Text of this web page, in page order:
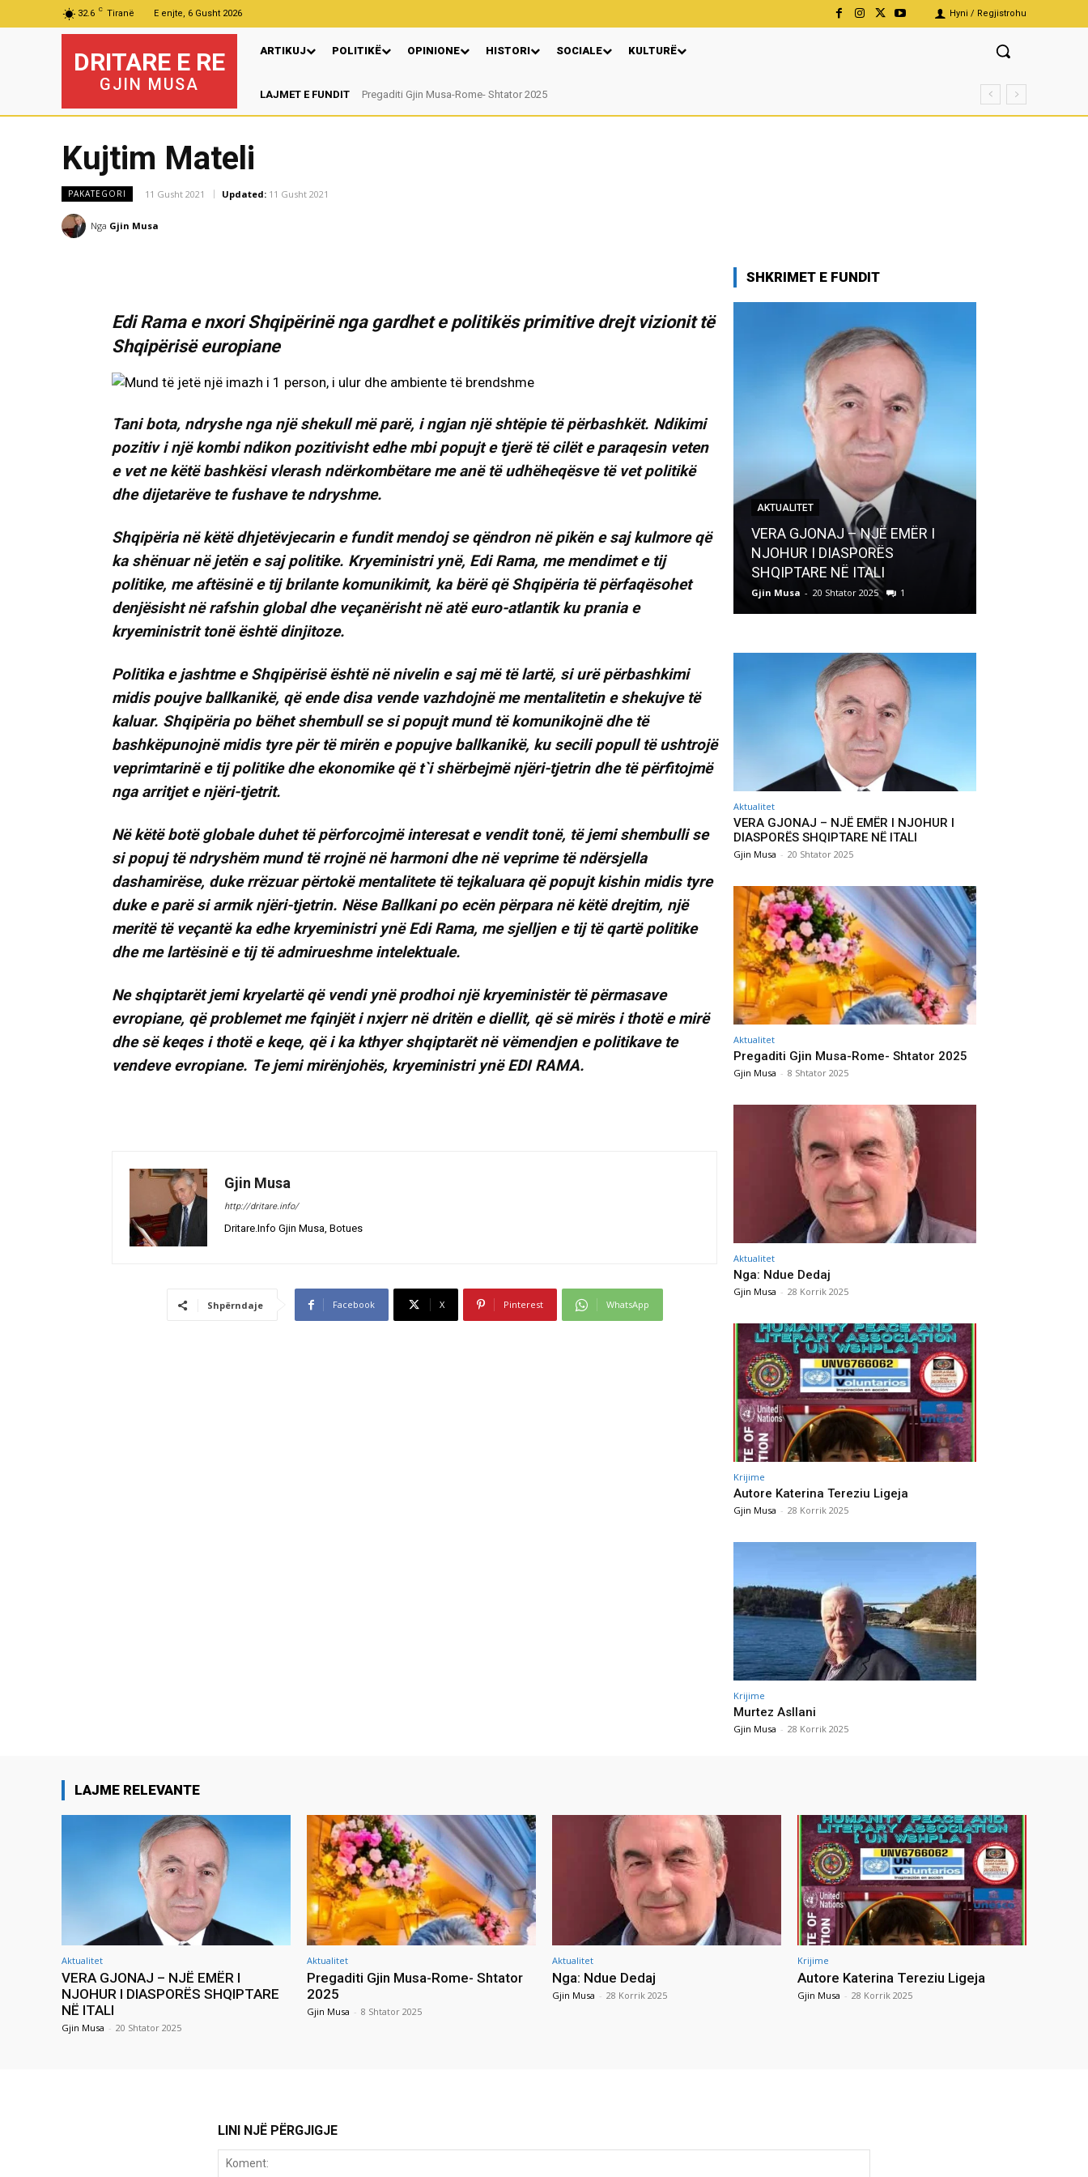
32.6 C Tiranë E enjte, 6 Gusht 2026 Hyni / Regjistrohu
DRITARE E RE
GJIN MUSA
ARTIKUJ POLITIKË OPINIONE HISTORI SOCIALE KULTURË
LAJMET E FUNDIT Pregaditi Gjin Musa-Rome- Shtator 2025
Nga: Ndue Dedaj
Kujtim Mateli
PAKATEGORI 11 Gusht 2021 Updated: 11 Gusht 2021
Nga Gjin Musa
Edi Rama e nxori Shqipërinë nga gardhet e politikës primitive drejt vizionit të
Shqipërisë europiane
Tani bota, ndryshe nga një shekull më parë, i ngjan një shtëpie të përbashkët. Ndikimi
pozitiv i një kombi ndikon pozitivisht edhe mbi popujt e tjerë të cilët e paraqesin veten
e vet ne këtë bashkësi vlerash ndërkombëtare me anë të udhëheqësve të vet politikë
dhe dijetarëve te fushave te ndryshme.
Shqipëria në këtë dhjetëvjecarin e fundit mendoj se qëndron në pikën e saj kulmore që
ka shënuar në jetën e saj politike. Kryeministri ynë, Edi Rama, me mendimet e tij
politike, me aftësinë e tij brilante komunikimit, ka bërë që Shqipëria të përfaqësohet
denjësisht në rafshin global dhe veçanërisht në atë euro-atlantik ku prania e
kryeministrit tonë është dinjitoze.
Politika e jashtme e Shqipërisë është në nivelin e saj më të lartë, si urë përbashkimi
midis poujve ballkanikë, që ende disa vende vazhdojnë me mentalitetin e shekujve të
kaluar. Shqipëria po bëhet shembull se si popujt mund të komunikojnë dhe të
bashkëpunojnë midis tyre për të mirën e popujve ballkanikë, ku secili popull të ushtrojë
veprimtarinë e tij politike dhe ekonomike që t`i shërbejmë njëri-tjetrin dhe të përfitojmë
nga arritjet e njëri-tjetrit.
Në këtë botë globale duhet të përforcojmë interesat e vendit tonë, të jemi shembulli se
si popuj të ndryshëm mund të rrojnë në harmoni dhe në veprime të ndërsjella
dashamirëse, duke rrëzuar përtokë mentalitete të tejkaluara që popujt kishin midis tyre
duke e parë si armik njëri-tjetrin. Nëse Ballkani po ecën përpara në këtë drejtim, një
meritë të veçantë ka edhe kryeministri ynë Edi Rama, me sjelljen e tij të qartë politike
dhe me lartësinë e tij të admirueshme intelektuale.
Ne shqiptarët jemi kryelartë që vendi ynë prodhoi një kryeministër të përmasave
evropiane, që problemet me fqinjët i nxjerr në dritën e diellit, që së mirës i thotë e mirë
dhe së keqes i thotë e keqe, që i ka kthyer shqiptarët në vëmendjen e politikave te
vendeve evropiane. Te jemi mirënjohës, kryeministri ynë EDI RAMA.
Gjin Musa
http://dritare.info/
Dritare.Info Gjin Musa, Botues
Shpërndaje Facebook X Pinterest WhatsApp
SHKRIMET E FUNDIT
AKTUALITET
VERA GJONAJ – NJË EMËR I
NJOHUR I DIASPORËS
SHQIPTARE NË ITALI
Gjin Musa - 20 Shtator 2025 1
Aktualitet
VERA GJONAJ – NJË EMËR I NJOHUR I
DIASPORËS SHQIPTARE NË ITALI
Gjin Musa - 20 Shtator 2025
Aktualitet
Pregaditi Gjin Musa-Rome- Shtator 2025
Gjin Musa - 8 Shtator 2025
Aktualitet
Nga: Ndue Dedaj
Gjin Musa - 28 Korrik 2025
Krijime
Autore Katerina Tereziu Ligeja
Gjin Musa - 28 Korrik 2025
Krijime
Murtez Asllani
Gjin Musa - 28 Korrik 2025
LAJME RELEVANTE
Aktualitet
VERA GJONAJ – NJË EMËR I
NJOHUR I DIASPORËS SHQIPTARE
NË ITALI
Gjin Musa - 20 Shtator 2025
Aktualitet
Pregaditi Gjin Musa-Rome- Shtator
2025
Gjin Musa - 8 Shtator 2025
Aktualitet
Nga: Ndue Dedaj
Gjin Musa - 28 Korrik 2025
Krijime
Autore Katerina Tereziu Ligeja
Gjin Musa - 28 Korrik 2025
LINI NJË PËRGJIGJE